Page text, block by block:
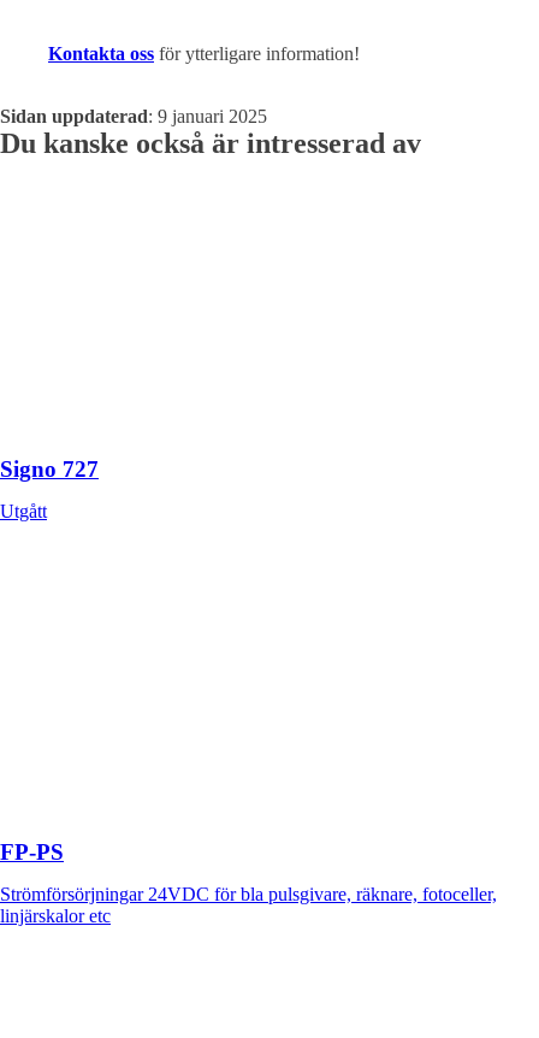
Kontakta oss för ytterligare information!
Sidan uppdaterad: 9 januari 2025
Du kanske också är intresserad av
Signo 727
Utgått
FP-PS
Strömförsörjningar 24VDC för bla pulsgivare, räknare, fotoceller,
linjärskalor etc